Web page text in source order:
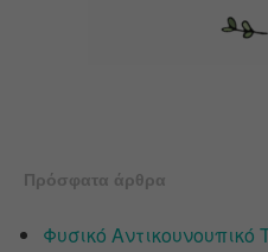
Πρόσφατα άρθρα
Φυσικό